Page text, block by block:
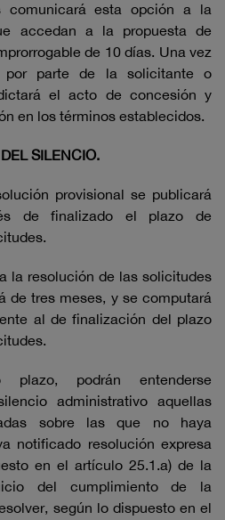
comunicará esta opción a la
accedan a la propuesta de
de 10 días. Una vez
por parte de la solicitante o
el acto de concesión y
en los términos establecidos.
SILENCIO.
provisional se publicará
de finalizado el plazo de
la resolución de las solicitudes
de tres meses, y se computará
al de finalización del plazo
plazo, podrán entenderse
administrativo aquellas
sobre las que no haya
notificado resolución expresa
en el artículo 25.1.a) de la
del cumplimiento de la
según lo dispuesto en el